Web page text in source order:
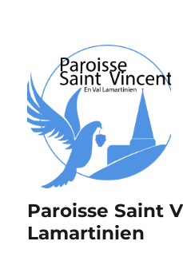
Paroisse Saint
Lamartinien